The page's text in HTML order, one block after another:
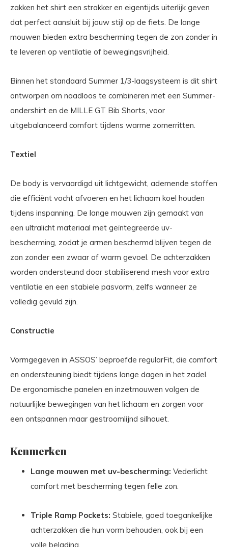
zakken het shirt een strakker en eigentijds uiterlijk geven
dat perfect aansluit bij jouw stijl op de fiets. De lange
mouwen bieden extra bescherming tegen de zon zonder in
te leveren op ventilatie of bewegingsvrijheid.
Binnen het standaard Summer 1/3-laagsysteem is dit shirt
ontworpen om naadloos te combineren met een Summer-
ondershirt en de MILLE GT Bib Shorts, voor
uitgebalanceerd comfort tijdens warme zomerritten.
Textiel
De body is vervaardigd uit lichtgewicht, ademende stoffen
die efficiënt vocht afvoeren en het lichaam koel houden
tijdens inspanning. De lange mouwen zijn gemaakt van
een ultralicht materiaal met geïntegreerde uv-
bescherming, zodat je armen beschermd blijven tegen de
zon zonder een zwaar of warm gevoel. De achterzakken
worden ondersteund door stabiliserend mesh voor extra
ventilatie en een stabiele pasvorm, zelfs wanneer ze
volledig gevuld zijn.
Constructie
Vormgegeven in ASSOS’ beproefde regularFit, die comfort
en ondersteuning biedt tijdens lange dagen in het zadel.
De ergonomische panelen en inzetmouwen volgen de
natuurlijke bewegingen van het lichaam en zorgen voor
een ontspannen maar gestroomlijnd silhouet.
Kenmerken
Lange mouwen met uv-bescherming: Vederlicht
comfort met bescherming tegen felle zon.
Triple Ramp Pockets: Stabiele, goed toegankelijke
achterzakken die hun vorm behouden, ook bij een
volle belading.